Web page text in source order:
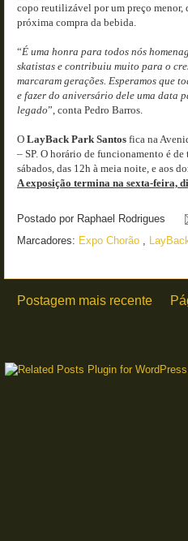
copo reutilizável por um preço menor,
próxima compra da bebida.
“É uma honra para todos nós
skatistas e contribuiu muito para o
marcaram gerações. Esperamos que
e fazer do aniversário dele uma data
legado”, conta Pedro Barros.
O LayBack Park Santos fica na
– SP. O horário de funcionamento é de
sábados, das 12h à meia noite, e aos
A exposição termina na sexta-feira,
Postado por Raphael Rodrigues
Marcadores: Expo Chorão ,
Postagem mais recente